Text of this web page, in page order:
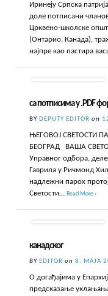
Иринеју Српска
доле потписани
Црквено-школске
(Онтарио, Канада),
најпре као пастира
са потписима у .PDF
BYDEPUTY EDITOR on
ЊЕГОВОЈ СВЕТОСТИ
БЕОГРАД ВАША
Управног одбора,
Гаврила у Ричмонд
надлежни парох
Светости…Read More ›
канадског
BYEDITOR on 8. МАЈА
О догађајима у
предсказање